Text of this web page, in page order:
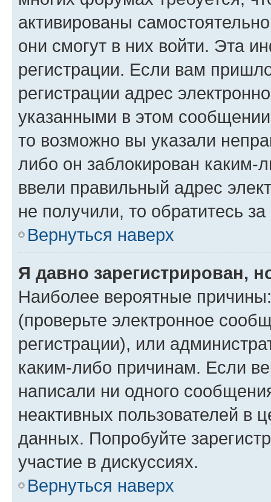
активированы
они смогут в них войти. Эта
регистрации. Если вам
регистрации адрес
указанными в этом
то возможно вы указали
либо он заблокирован
ввели правильный адрес
не получили, то обратитесь
Вернуться наверх
Я давно зарегистрирован,
Наиболее вероятные
(проверьте электронное
регистрации), или
каким-либо причинам. Если
написали ни одного
неактивных пользователей в
данных. Попробуйте
участие в дискуссиях.
Вернуться наверх